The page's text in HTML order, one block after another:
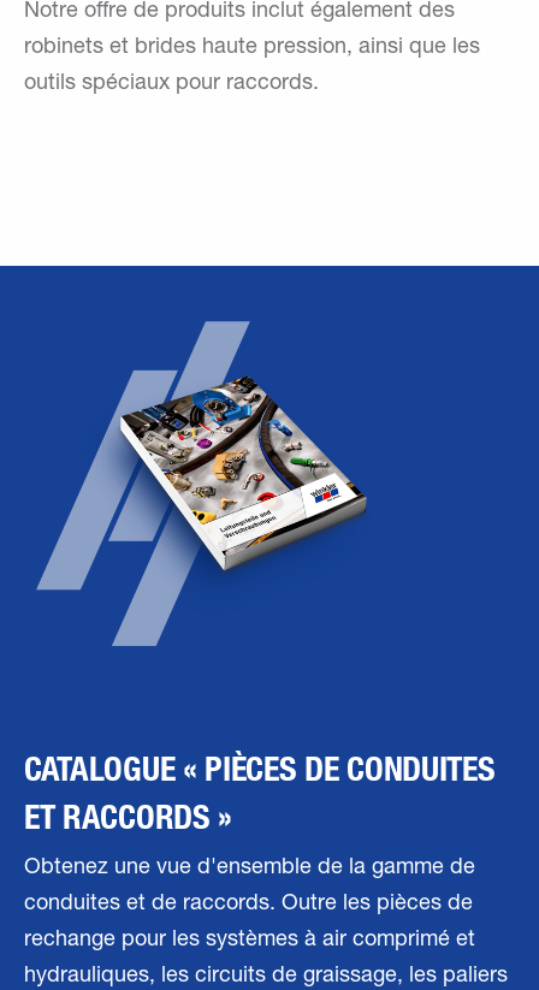
Notre offre de produits inclut également des
robinets et brides haute pression, ainsi que les
outils spéciaux pour raccords.
CATALOGUE « PIÈCES DE CONDUITES
ET RACCORDS »
Obtenez une vue d'ensemble de la gamme de
conduites et de raccords. Outre les pièces de
rechange pour les systèmes à air comprimé et
hydrauliques, les circuits de graissage, les paliers